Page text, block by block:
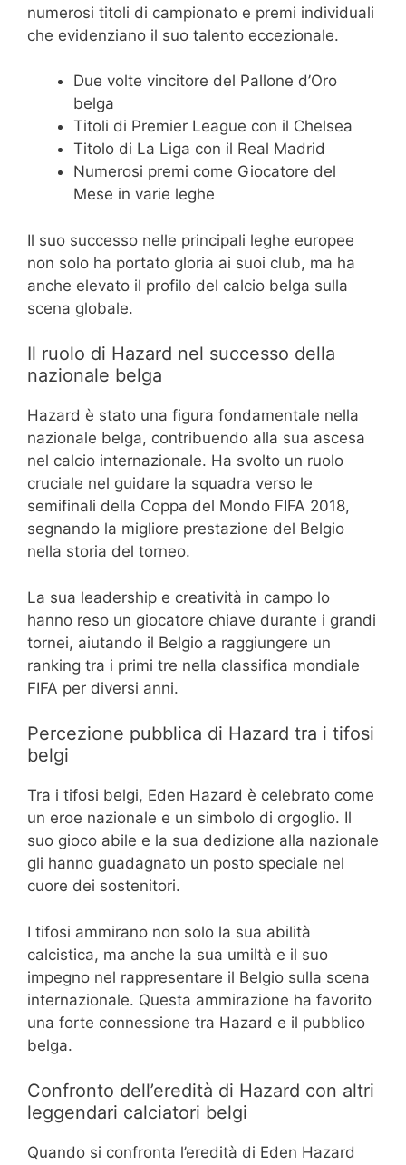
numerosi titoli di campionato e premi individuali
che evidenziano il suo talento eccezionale.
Due volte vincitore del Pallone d’Oro
belga
Titoli di Premier League con il Chelsea
Titolo di La Liga con il Real Madrid
Numerosi premi come Giocatore del
Mese in varie leghe
Il suo successo nelle principali leghe europee
non solo ha portato gloria ai suoi club, ma ha
anche elevato il profilo del calcio belga sulla
scena globale.
Il ruolo di Hazard nel successo della
nazionale belga
Hazard è stato una figura fondamentale nella
nazionale belga, contribuendo alla sua ascesa
nel calcio internazionale. Ha svolto un ruolo
cruciale nel guidare la squadra verso le
semifinali della Coppa del Mondo FIFA 2018,
segnando la migliore prestazione del Belgio
nella storia del torneo.
La sua leadership e creatività in campo lo
hanno reso un giocatore chiave durante i grandi
tornei, aiutando il Belgio a raggiungere un
ranking tra i primi tre nella classifica mondiale
FIFA per diversi anni.
Percezione pubblica di Hazard tra i tifosi
belgi
Tra i tifosi belgi, Eden Hazard è celebrato come
un eroe nazionale e un simbolo di orgoglio. Il
suo gioco abile e la sua dedizione alla nazionale
gli hanno guadagnato un posto speciale nel
cuore dei sostenitori.
I tifosi ammirano non solo la sua abilità
calcistica, ma anche la sua umiltà e il suo
impegno nel rappresentare il Belgio sulla scena
internazionale. Questa ammirazione ha favorito
una forte connessione tra Hazard e il pubblico
belga.
Confronto dell’eredità di Hazard con altri
leggendari calciatori belgi
Quando si confronta l’eredità di Eden Hazard